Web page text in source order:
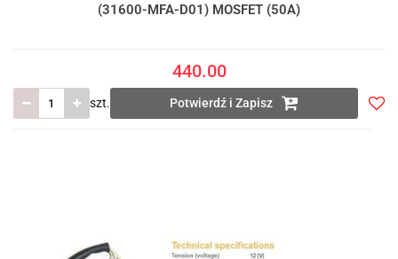
(31600-MFA-D01) MOSFET (50A)
440.00
szt. Potwierdź i Zapisz